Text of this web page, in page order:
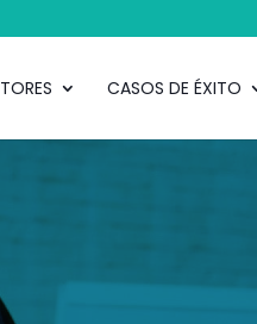
CASOS DE ÉXITO